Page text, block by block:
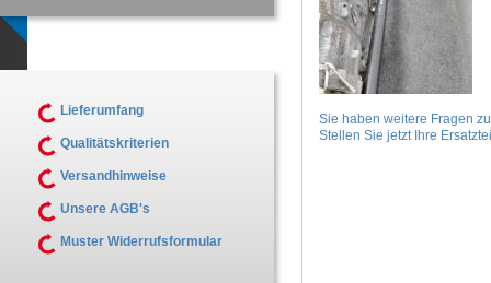
Sie haben weitere Fragen
Stellen Sie jetzt Ihre
Lieferumfang
Qualitätskriterien
Versandhinweise
Unsere AGB's
Muster Widerrufsformular